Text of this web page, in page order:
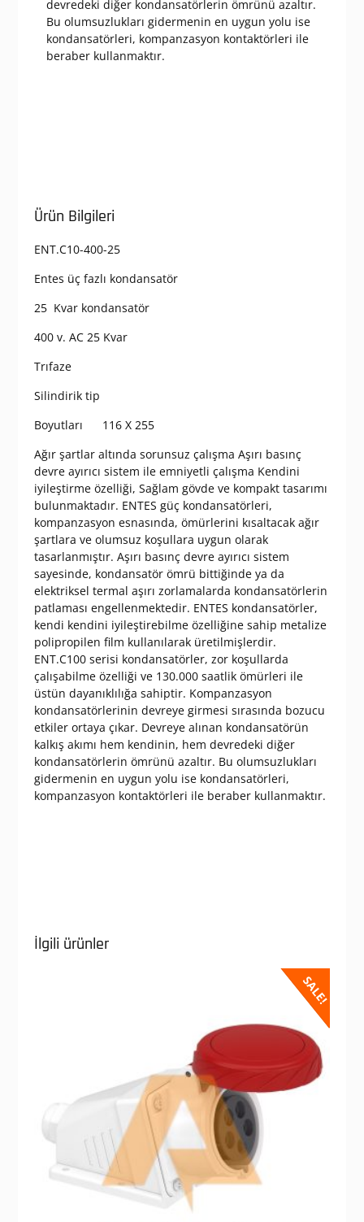
devredeki diğer kondansatörlerin ömrünü azaltır.
Bu olumsuzlukları gidermenin en uygun yolu ise
kondansatörleri, kompanzasyon kontaktörleri ile
beraber kullanmaktır.
Ürün Bilgileri
ENT.C10-400-25
Entes üç fazlı kondansatör
25 Kvar kondansatör
400 v. AC 25 Kvar
Trıfaze
Silindirik tip
Boyutları 116 X 255
Ağır şartlar altında sorunsuz çalışma Aşırı basınç
devre ayırıcı sistem ile emniyetli çalışma Kendini
iyileştirme özelliği, Sağlam gövde ve kompakt tasarımı
bulunmaktadır. ENTES güç kondansatörleri,
kompanzasyon esnasında, ömürlerini kısaltacak ağır
şartlara ve olumsuz koşullara uygun olarak
tasarlanmıştır. Aşırı basınç devre ayırıcı sistem
sayesinde, kondansatör ömrü bittiğinde ya da
elektriksel termal aşırı zorlamalarda kondansatörlerin
patlaması engellenmektedir. ENTES kondansatörler,
kendi kendini iyileştirebilme özelliğine sahip metalize
polipropilen film kullanılarak üretilmişlerdir.
ENT.C100 serisi kondansatörler, zor koşullarda
çalışabilme özelliği ve 130.000 saatlik ömürleri ile
üstün dayanıklılığa sahiptir. Kompanzasyon
kondansatörlerinin devreye girmesi sırasında bozucu
etkiler ortaya çıkar. Devreye alınan kondansatörün
kalkış akımı hem kendinin, hem devredeki diğer
kondansatörlerin ömrünü azaltır. Bu olumsuzlukları
gidermenin en uygun yolu ise kondansatörleri,
kompanzasyon kontaktörleri ile beraber kullanmaktır.
İlgili ürünler
SALE!